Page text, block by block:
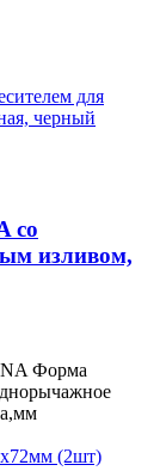
со
изливом,
Форма